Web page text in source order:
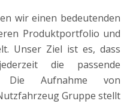
wir einen bedeutenden
Produktportfolio und
Unser Ziel ist es, dass
die passende
Die Aufnahme von
Gruppe stellt